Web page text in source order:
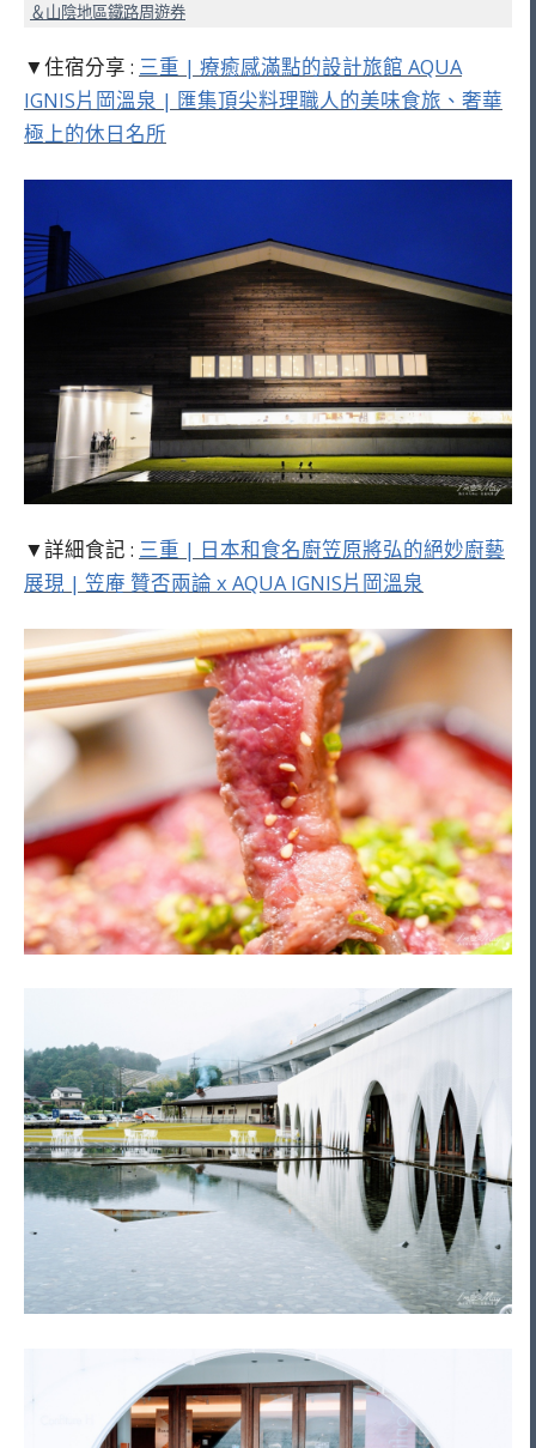
＆山陰地區鐵路周遊券
▼住宿分享 : 三重 | 療癒感滿點的設計旅館 AQUA
IGNIS片岡溫泉 | 匯集頂尖料理職人的美味食旅、奢華
極上的休日名所
▼詳細食記 : 三重 | 日本和食名廚笠原將弘的絕妙廚藝
展現 | 笠庵 贊否兩論 x AQUA IGNIS片岡溫泉